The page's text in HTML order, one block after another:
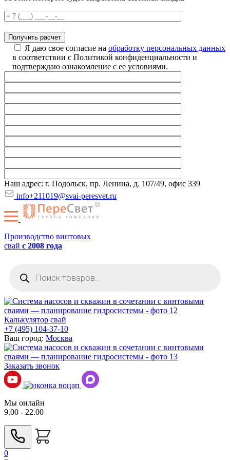
Я даю свое согласие на обработку персональных данных
в соответствии с Политикой конфиденциальности и
подтверждаю ознакомление с ее условиями.
Наш адрес: г. Подольск, пр. Ленина, д. 107/49, офис 339
info+211019@svai-peresvet.ru
Производство винтовых
свай с 2008 года
товаров
Калькулятор свай
+7 (495) 104-37-10
Ваш город: Москва
Заказать звонок
Мы онлайн
9.00 - 22.00
0